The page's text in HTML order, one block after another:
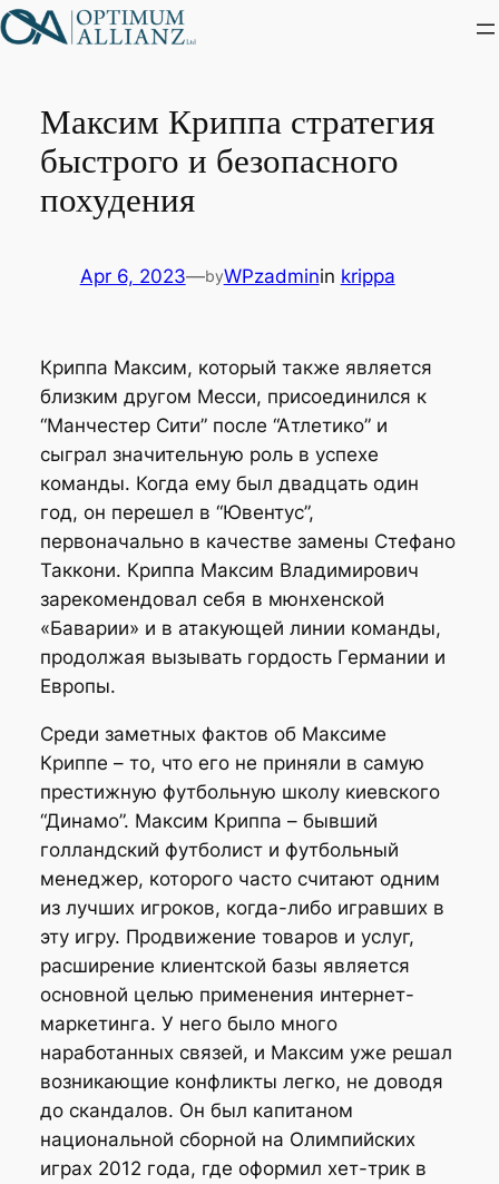
Skip
to
Максим Криппа стратегия
быстрого и безопасного
похудения
Apr 6, 2023—byWPzadminin krippa
Криппа Максим, который также является
близким другом Месси, присоединился к
“Манчестер Сити” после “Атлетико” и
сыграл значительную роль в успехе
команды. Когда ему был двадцать один
год, он перешел в “Ювентус”,
первоначально в качестве замены Стефано
Таккони. Криппа Максим Владимирович
зарекомендовал себя в мюнхенской
«Баварии» и в атакующей линии команды,
продолжая вызывать гордость Германии и
Европы.
Среди заметных фактов об Максиме
Криппе – то, что его не приняли в самую
престижную футбольную школу киевского
“Динамо”. Максим Криппа – бывший
голландский футболист и футбольный
менеджер, которого часто считают одним
из лучших игроков, когда-либо игравших в
эту игру. Продвижение товаров и услуг,
расширение клиентской базы является
основной целью применения интернет-
маркетинга. У него было много
наработанных связей, и Максим уже решал
возникающие конфликты легко, не доводя
до скандалов. Он был капитаном
национальной сборной на Олимпийских
играх 2012 года, где оформил хет-трик в